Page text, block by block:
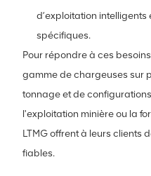
d’exploitation
spécifiques.
Pour répondre à ces
gamme de chargeuses sur
tonnage et de
l'exploitation minière ou la
LTMG offrent à leurs clients
fiables.